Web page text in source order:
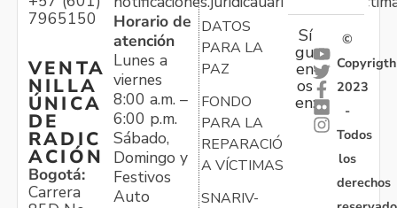
7965150
VENTA
NILLA
ÚNICA
DE
RADIC
ACIÓN
Bogotá:
Carrera
Horario de
atención
Lunes a
viernes
8:00 a.m. –
6:00 p.m.
Sábado,
Domingo y
Festivos
Auto
DATOS
PARA LA
PAZ
FONDO
PARA LA
REPARACIÓN
A VÍCTIMAS
SNARIV-
Sí
gu
en
os
en:
©
Copyrigth
2023
-
Todos
los
derechos